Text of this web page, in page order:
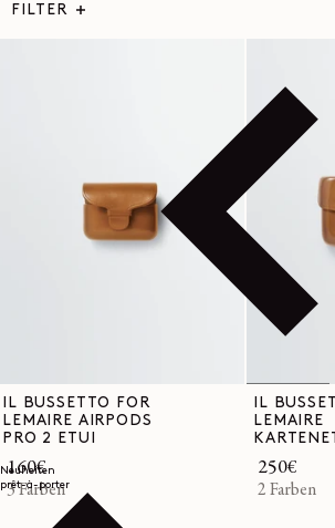
Neuheiten
prêt-à-porter
FILTER
IL BUSSETTO FOR
LEMAIRE AIRPODS
PRO 2 ETUI
Normaler
Preis
160€
3 Farben
IL
LEMAIRE
Normaler
Preis
250€
2 Farben